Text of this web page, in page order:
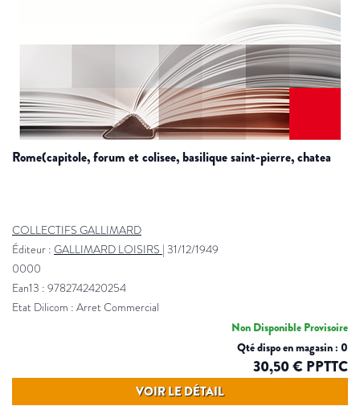
rome(capitole, forum et colisee, basilique saint-pierre, chatea
COLLECTIFS GALLIMARD
Éditeur : GALLIMARD LOISIRS | 31/12/1949
0000
Ean13 : 9782742420254
Etat Dilicom : Arret Commercial
Non Disponible Provisoire
Qté dispo en magasin : 0
30,50 € PPTTC
VOIR LE DÉTAIL